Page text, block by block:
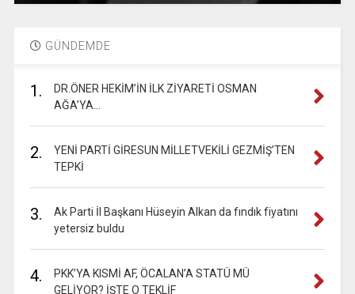
GÜNDEMDE
1.
DR.ÖNER HEKİM’İN İLK ZİYARETİ OSMAN
AĞA’YA…
2.
YENİ PARTİ GİRESUN MİLLETVEKİLİ GEZMİŞ’TEN
TEPKİ
3.
Ak Parti İl Başkanı Hüseyin Alkan da fındık fiyatını
yetersiz buldu
4.
PKK’YA KISMİ AF, ÖCALAN’A STATÜ MÜ
GELİYOR? İŞTE O TEKLİF